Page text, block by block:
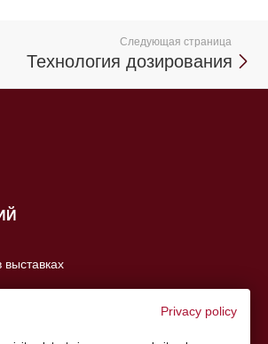
Следующая страница
Технология дозирования
выставках
Privacy policy